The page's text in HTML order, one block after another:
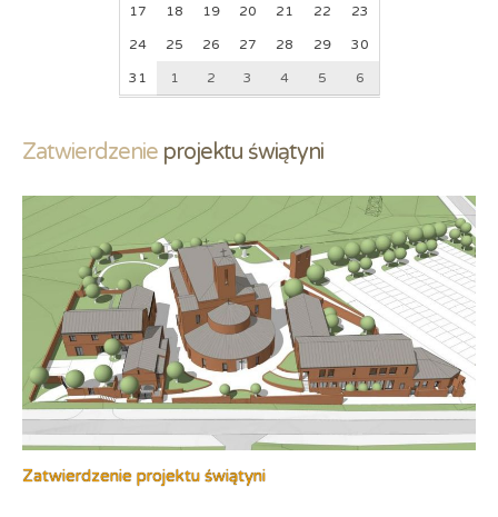
17 18 19 20 21 22 23
24 25 26 27 28 29 30
31 1 2 3 4 5 6
Zatwierdzenie projektu świątyni
Zatwierdzenie projektu świątyni